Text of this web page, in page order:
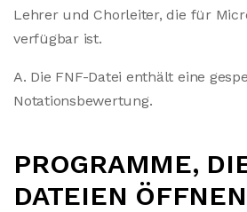
Lehrer und Chorleiter, die für
verfügbar ist.
A. Die FNF-Datei enthält eine
Notationsbewertung.
PROGRAMME,
DATEIEN